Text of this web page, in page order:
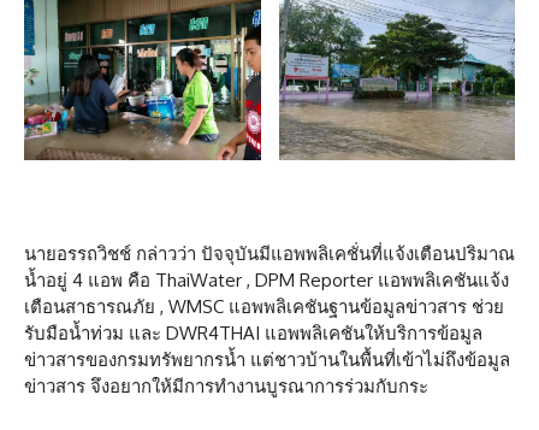
นายอรรถวิชช์ กล่าวว่า ปัจจุบันมีแอพพลิเคชั่นที่แจ้งเตือนปริมาณ
น้ำอยู่ 4 แอพ คือ ThaiWater , DPM Reporter แอพพลิเคชันแจ้ง
เตือนสาธารณภัย , WMSC แอพพลิเคชันฐานข้อมูลข่าวสาร ช่วย
รับมือน้ำท่วม และ DWR4THAI แอพพลิเคชันให้บริการข้อมูล
ข่าวสารของกรมทรัพยากรน้ำ แต่ชาวบ้านในพื้นที่เข้าไม่ถึงข้อมูล
ข่าวสาร จึงอยากให้มีการทำงานบูรณาการร่วมกับกระ